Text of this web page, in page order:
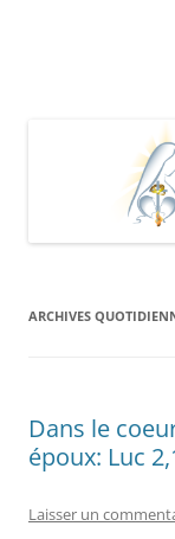
ARCHIVES
Dans le
époux: Luc
Laisser un